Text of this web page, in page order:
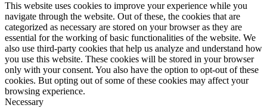
This website uses cookies to improve your experience while you
navigate through the website. Out of these, the cookies that are
categorized as necessary are stored on your browser as they are
essential for the working of basic functionalities of the website. We
also use third-party cookies that help us analyze and understand how
you use this website. These cookies will be stored in your browser
only with your consent. You also have the option to opt-out of these
cookies. But opting out of some of these cookies may affect your
browsing experience.
Necessary